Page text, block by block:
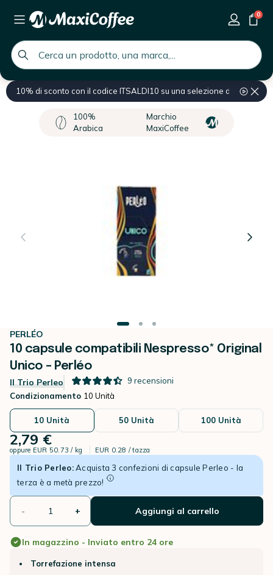
global.search.placeholder
0
10% di sconto con il codice ITSALDI10 su una selezione di prodotti
Home Capsule e cialde di caffè Capsule compatibili macchine
100%
Arabica
Marchio
MaxiCoffee
PERLÉO
10 capsule compatibili Nespresso* Original
Unico – Perléo
Il Trio Perleo 9 recensioni
Condizionamento 10 Unità
10 Unità 50 Unità 100 Unità
2,79 €
oppure EUR 50.73 / kg EUR 0.28 / tazza
Il Trio Perleo:Acquista 3 confezioni di capsule Perleo - la
terza è a metà prezzo!
- + Aggiungi al carrello
In magazzino - Inviato entro 24 ore
Torrefazione intensa